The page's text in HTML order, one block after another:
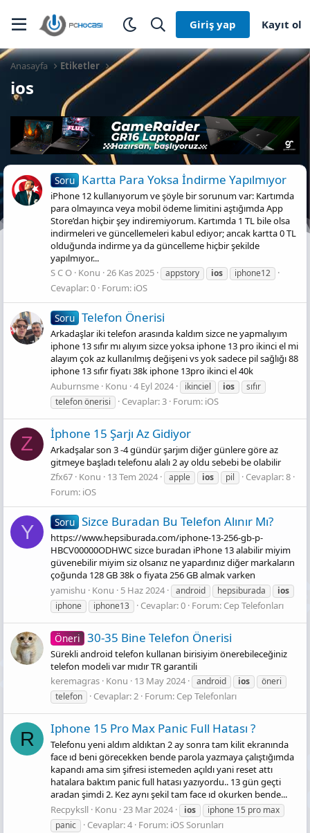
Giriş yap Kayıt ol
Anasayfa Etiketler
ios
Soru Kartta Para Yoksa İndirme Yapılmıyor
iPhone 12 kullanıyorum ve şöyle bir sorunum var: Kartımda
para olmayınca veya mobil ödeme limitini aştığımda App
Store’dan hiçbir şey indiremiyorum. Kartımda 1 TL bile olsa
indirmeleri ve güncellemeleri kabul ediyor; ancak kartta 0 TL
olduğunda indirme ya da güncelleme hiçbir şekilde
yapılmıyor...
S C O Konu 26 Kas 2025 appstory ios iphone12
Cevaplar: 0 Forum: iOS
Soru Telefon Önerisi
Arkadaşlar iki telefon arasında kaldım sizce ne yapmalıyım
iphone 13 sıfır mı alıyım sizce yoksa iphone 13 pro ikinci el mi
alayım çok az kullanılmış değişeni vs yok sadece pil sağlığı 88
iphone 13 sıfır fiyatı 38k iphone 13pro ikinci el 40k
Auburnsme Konu 4 Eyl 2024 ikinciel ios
sıfır
telefon önerisi
Cevaplar: 3 Forum: iOS
Z İphone 15 Şarjı Az Gidiyor
Arkadşalar son 3 -4 gündür şarjım diğer günlere göre az
gitmeye başladı telefonu alalı 2 ay oldu sebebi be olabilir
Zfx67 Konu 13 Tem 2024 apple ios pil
Cevaplar: 8
Forum: iOS
Y Soru Sizce Buradan Bu Telefon Alınır Mı?
https://www.hepsiburada.com/iphone-13-256-gb-p-
HBCV00000ODHWC sizce buradan iPhone 13 alabilir miyim
güvenebilir miyim siz olsanız ne yapardınız diğer markaların
çoğunda 128 GB 38k o fiyata 256 GB almak varken
yamishu
Konu 5 Haz 2024 android hepsiburada
ios
iphone
iphone13 Cevaplar: 0 Forum: Cep Telefonları
Öneri 30-35 Bine Telefon Önerisi
Sürekli android telefon kullanan birisiyim önerebileceğiniz
telefon modeli var mıdır TR garantili
keremagras Konu 13 May 2024 android ios
öneri
telefon
Cevaplar: 2 Forum: Cep Telefonları
R Iphone 15 Pro Max Panic Full Hatası ?
Telefonu yeni aldım aldıktan 2 ay sonra tam kilit ekranında
face ıd beni görecekken bende parola yazmaya çalıştığımda
kapandı ama sim şifresi istemeden açıldı yani reset attı
hatalara baktım panic full hatası yazıyordu.. 13 gün geçti
aradan şimdi 2. Kez aynı şekil tam face ıd okurken bende...
Recpyksll Konu 23 Mar 2024 ios
iphone 15 pro max
panic
Cevaplar: 4 Forum: iOS Sorunları